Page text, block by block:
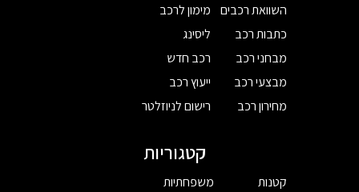
השוואת רכבים
כתבות רכב
מבחני רכב
מבצעי רכב
מחירון רכב
מימון לרכב
ליסינג
רכב חדש
ייעוץ רכב
רישום לניוזלטר
קטגוריות
קטנות
משפחתיות